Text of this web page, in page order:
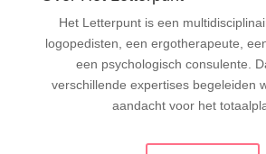
Het Letterpunt is een
logopedisten, een ergotherapeute,
een psychologisch consulente.
verschillende expertises begeleiden
aandacht voor het